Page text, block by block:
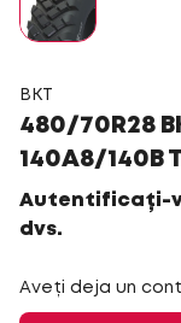
BKT
480/70R28
140A8/140B
Autentificați-
dvs.
Aveți deja un